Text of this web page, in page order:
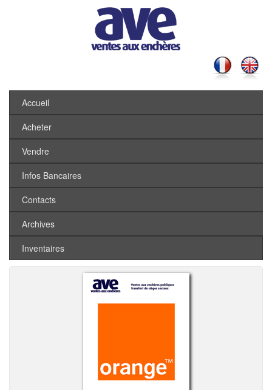
Accueil
Acheter
Vendre
Infos Bancaires
Contacts
Archives
Inventaires